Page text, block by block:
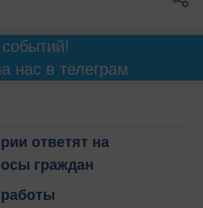
нас в телеграм
ответят на
граждан